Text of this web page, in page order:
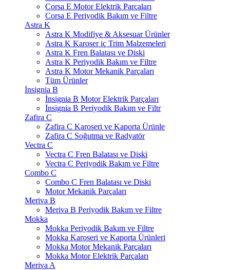
Corsa E Motor Elektrik Parçaları
Corsa E Periyodik Bakım ve Filtre
Astra K
Astra K Modifiye & Aksesuar Ürünler
Astra K Karoser iç Trim Malzemeleri
Astra K Fren Balatası ve Diski
Astra K Periyodik Bakım ve Filtre
Astra K Motor Mekanik Parçaları
Tüm Ürünler
İnsignia B
İnsignia B Motor Elektrik Parçaları
İnsignia B Periyodik Bakım ve Filtr
Zafira C
Zafira C Karoseri ve Kaporta Ürünle
Zafira C Soğutma ve Radyatör
Vectra C
Vectra C Fren Balatası ve Diski
Vectra C Periyodik Bakım ve Filtre
Combo C
Combo C Fren Balatası ve Diski
Motor Mekanik Parçaları
Meriva B
Meriva B Periyodik Bakım ve Filtre
Mokka
Mokka Periyodik Bakım ve Filtre
Mokka Karoseri ve Kaporta Ürünleri
Mokka Motor Mekanik Parçaları
Mokka Motor Elektrik Parçaları
Meriva A